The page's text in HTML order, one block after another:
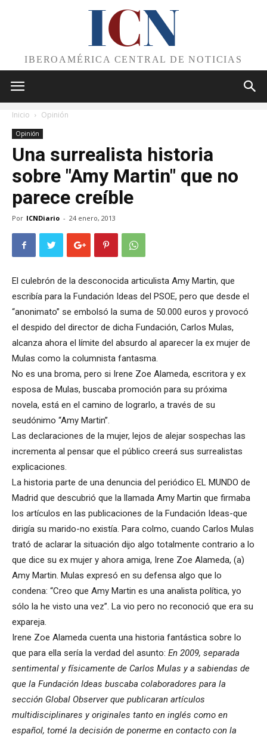
ICN
IBEROAMÉRICA CENTRAL DE NOTICIAS
Inicio Opinión
Opinión
Una surrealista historia
sobre "Amy Martin" que no
parece creíble
Por ICNDiario - 24 enero, 2013
El culebrón de la desconocida articulista Amy Martin, que
escribía para la Fundación Ideas del PSOE, pero que desde el
“anonimato” se embolsó la suma de 50.000 euros y provocó
el despido del director de dicha Fundación, Carlos Mulas,
alcanza ahora el límite del absurdo al aparecer la ex mujer de
Mulas como la columnista fantasma.
No es una broma, pero si Irene Zoe Alameda, escritora y ex
esposa de Mulas, buscaba promoción para su próxima
novela, está en el camino de lograrlo, a través de su
seudónimo “Amy Martin”.
Las declaraciones de la mujer, lejos de alejar sospechas las
incrementa al pensar que el público creerá sus surrealistas
explicaciones.
La historia parte de una denuncia del periódico EL MUNDO de
Madrid que descubrió que la llamada Amy Martin que firmaba
los artículos en las publicaciones de la Fundación Ideas-que
dirigía su marido-no existía. Para colmo, cuando Carlos Mulas
trató de aclarar la situación dijo algo totalmente contrario a lo
que dice su ex mujer y ahora amiga, Irene Zoe Alameda, (a)
Amy Martin. Mulas expresó en su defensa algo que lo
condena: “Creo que Amy Martin es una analista política, yo
sólo la he visto una vez”. La vio pero no reconoció que era su
expareja.
Irene Zoe Alameda cuenta una historia fantástica sobre lo
que para ella sería la verdad del asunto: En 2009, separada
sentimental y físicamente de Carlos Mulas y a sabiendas de
que la Fundación Ideas buscaba colaboradores para la
sección Global Observer que publicaran artículos
multidisciplinares y originales tanto en inglés como en
español, tomé la decisión de ponerme en contacto con la